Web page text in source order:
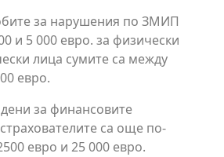
за нарушения по ЗМИП
и 5 000 евро. за физически
лица сумите са между
евро.
за финансовите
са още по-
евро и 25 000 евро.